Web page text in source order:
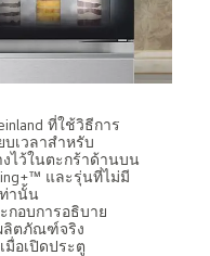
ที่ใช้วิธีการ
บเวลาสำหรับ
ไว้ในตะกร้าด้านบน
และรุ่นที่ไม่มี
ท่านั้น
อบการอธิบาย
ลิตภัณฑ์จริง
มื่อเปิดประตู